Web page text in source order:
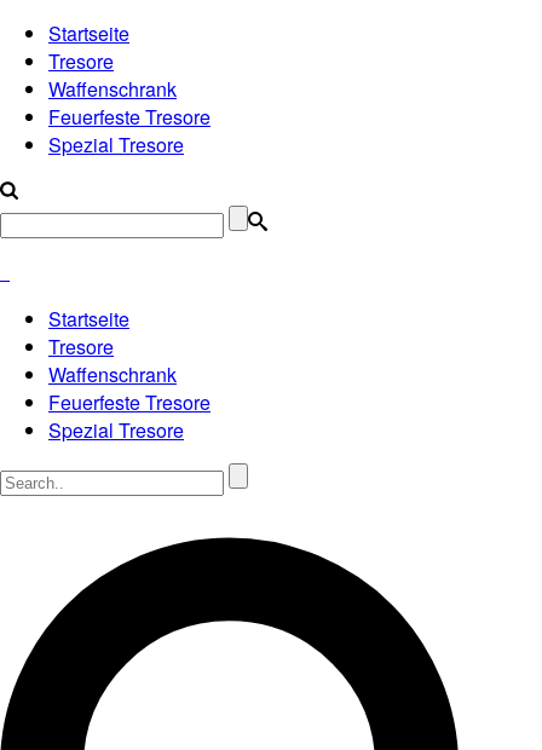
Startseite
Tresore
Waffenschrank
Feuerfeste Tresore
Spezial Tresore
Startseite
Tresore
Waffenschrank
Feuerfeste Tresore
Spezial Tresore